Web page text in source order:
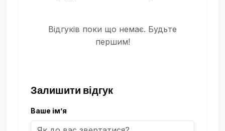
Відгуків поки що немає. Будьте
першим!
Залишити відгук
Ваше ім’я